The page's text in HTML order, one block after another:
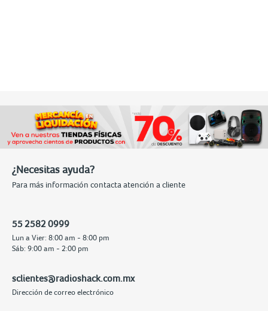
¿Necesitas ayuda?
Para más información contacta atención a cliente
55 2582 0999
Lun a Vier: 8:00 am - 8:00 pm
Sáb: 9:00 am - 2:00 pm
sclientes@radioshack.com.mx
Dirección de correo electrónico